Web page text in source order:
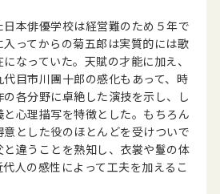
本俳優学校は経営難のため５年で
ってからの菊五郎は実質的には歌
なっていた。天賦の才能に加え、
目市川團十郎の感化もあって、時
各分野に卓絶した演技を示し、し
心理描写を特徴とした。もちろん
とした役のほとんどを受けついで
違うことを熟知し、衣裳や鬘の体
人の感性によって工夫を加えるこ